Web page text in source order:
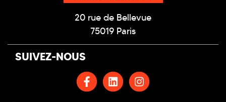
20 rue de Bellevue
75019 Paris
SUIVEZ-NOUS